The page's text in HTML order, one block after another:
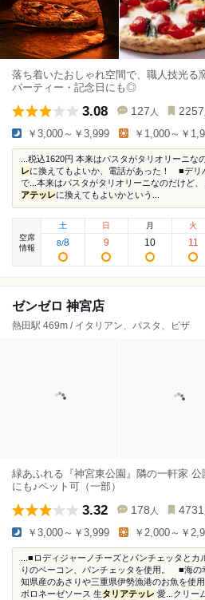
落ち着いたおしゃれ空間で、職人技光
パーティー・記念日にも◎
3.08 127 人 2257
￥3,000～￥3,999 ￥1,000～￥
...税込1620円 本来はパスタがタリオリーニな
レに換えてもよいか、電話があった！ ■デリ
で...本来はパスタがタリオリーニなのだけど、
アテッレに換えてもよいかという...
空席
情報
土
8/8
日
9
月
10
火
11
ゼンゼロ 神宮店
熱田駅 469m / イタリアン、パスタ、ピザ
緑あふれる『神宮東公園』隣の一軒家
にも♪ペット可（一部）
3.32 178 人 4731
￥3,000～￥3,999 ￥2,000～￥
...■ロディジャーノチーズとパンチェッタとカ
りのベーコン、パンチェッタを使用。 ■海の
知県産のあさりや三重県伊勢漁港のお魚を使
ボロネーゼソース 生タリアテッレ 愛...クリー